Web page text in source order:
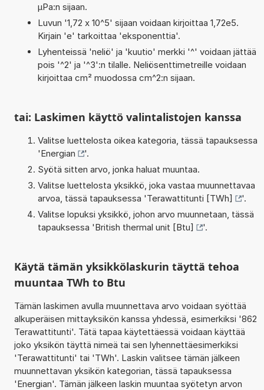
µPa:n sijaan.
Luvun '1,72 x 10^5' sijaan voidaan kirjoittaa 1,72e5.
Kirjain 'e' tarkoittaa 'eksponenttia'.
Lyhenteissä 'neliö' ja 'kuutio' merkki '^' voidaan jättää
pois '^2' ja '^3':n tilalle. Neliösenttimetreille voidaan
kirjoittaa cm² muodossa cm^2:n sijaan.
tai: Laskimen käyttö valintalistojen kanssa
Valitse luettelosta oikea kategoria, tässä tapauksessa
'Energian
'.
Syötä sitten arvo, jonka haluat muuntaa.
Valitse luettelosta yksikkö, joka vastaa muunnettavaa
arvoa, tässä tapauksessa 'Terawattitunti [TWh]
'.
Valitse lopuksi yksikkö, johon arvo muunnetaan, tässä
tapauksessa 'British thermal unit [Btu] '.
Käytä tämän yksikkölaskurin täyttä tehoa
muuntaa TWh to Btu
Tämän laskimen avulla muunnettava arvo voidaan syöttää
alkuperäisen mittayksikön kanssa yhdessä, esimerkiksi '862
Terawattitunti'. Tätä tapaa käytettäessä voidaan käyttää
joko yksikön täyttä nimeä tai sen lyhennettäesimerkiksi
'Terawattitunti' tai 'TWh'. Laskin valitsee tämän jälkeen
muunnettavan yksikön kategorian, tässä tapauksessa
'Energian'. Tämän jälkeen laskin muuntaa syötetyn arvon